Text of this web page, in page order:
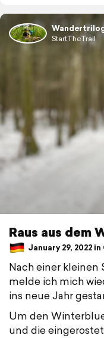
StartTheTrail
Raus aus dem
January 29, 2022 in
Nach einer kleinen
melde ich mich
ins neue Jahr
Um den
und die